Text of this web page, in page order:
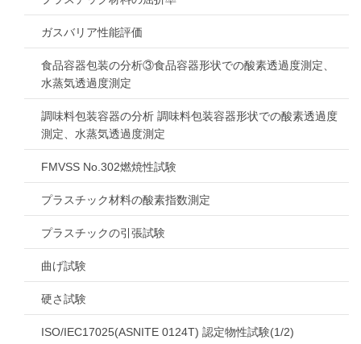
ガスバリア性能評価
食品容器包装の分析③食品容器形状での酸素透過度測定、
水蒸気透過度測定
調味料包装容器の分析 調味料包装容器形状での酸素透過度
測定、水蒸気透過度測定
FMVSS No.302燃焼性試験
プラスチック材料の酸素指数測定
プラスチックの引張試験
曲げ試験
硬さ試験
ISO/IEC17025(ASNITE 0124T) 認定物性試験(1/2)